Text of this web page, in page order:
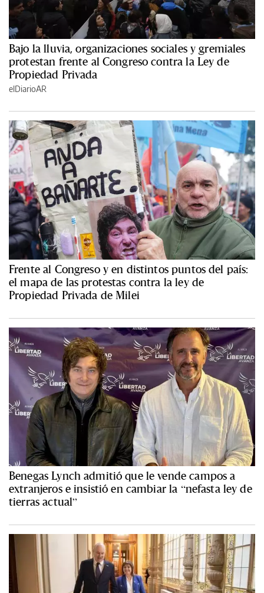
Bajo la lluvia, organizaciones sociales y gremiales
protestan frente al Congreso contra la Ley de
Propiedad Privada
elDiarioAR
Frente al Congreso y en distintos puntos del país:
el mapa de las protestas contra la ley de
Propiedad Privada de Milei
Benegas Lynch admitió que le vende campos a
extranjeros e insistió en cambiar la “nefasta ley de
tierras actual”